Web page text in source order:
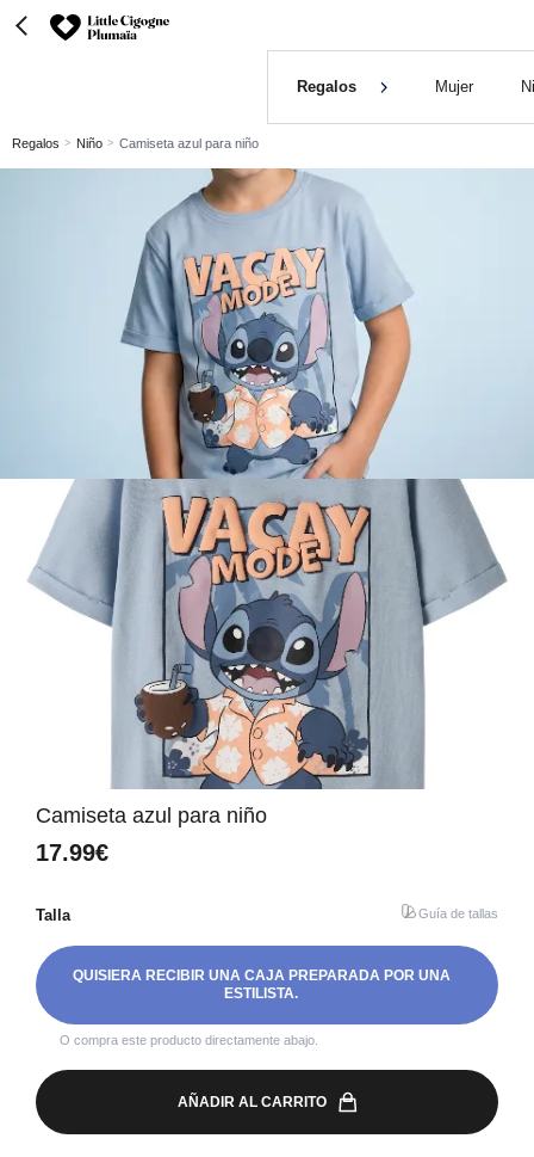
Regalos Mujer
Regalos Niño Camiseta azul para niño
Camiseta azul para niño
17.99€
Talla Guía de tallas
QUISIERA RECIBIR UNA CAJA PREPARADA POR UNA
ESTILISTA.
O compra este producto directamente abajo.
AÑADIR AL CARRITO